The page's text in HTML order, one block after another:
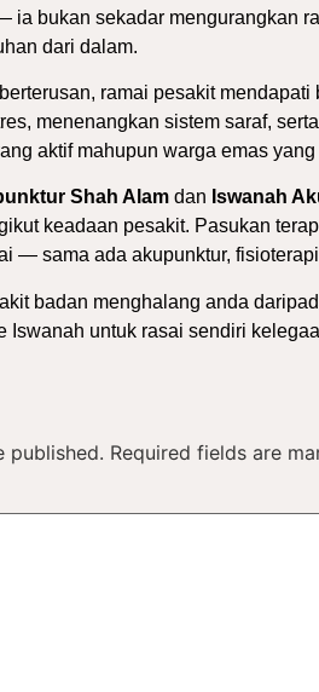
ia bukan sekadar mengurangkan
dari dalam.
ramai pesakit
menenangkan sistem saraf,
aktif mahupun warga emas
Shah Alam dan Iswanah
keadaan pesakit. Pasukan
— sama ada akupunktur,
badan menghalang anda
Iswanah untuk rasai sendiri
published. Required fields are